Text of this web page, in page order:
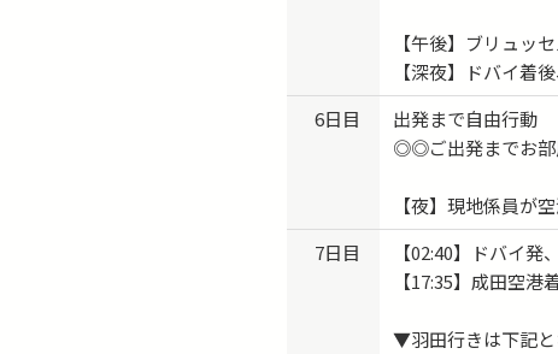
【午後】ブリュッ
【深夜】ドバイ着
6日目
出発まで自由行動
◎◎ご出発までお
【夜】現地係員が
7日目
【02:40】ドバイ
【17:35】成田空港
▼羽田行きは下記と